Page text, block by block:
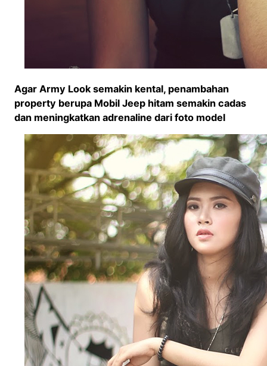
Agar Army Look semakin kental, penambahan
property berupa Mobil Jeep hitam semakin cadas
dan meningkatkan adrenaline dari foto model